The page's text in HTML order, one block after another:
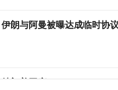
朗与阿曼被曝达成临时协
朗普回应